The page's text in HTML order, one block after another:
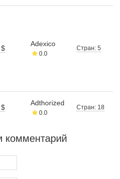
Adexico
0.0
Стран: 5
Adthorized
0.0
Стран: 18
комментарий